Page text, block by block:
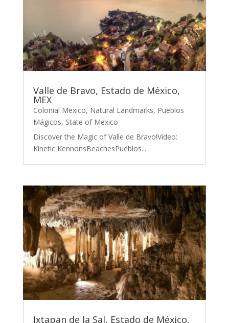
Valle de Bravo, Estado de México,
MEX
Colonial Mexico, Natural Landmarks, Pueblos
Mágicos, State of Mexico
Discover the Magic of Valle de Bravo!Video:
Kinetic KennonsBeachesPueblos...
Ixtapan de la Sal, Estado de México,